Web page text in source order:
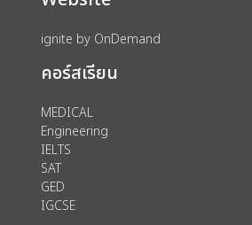
ignite by OnDemand
คอร์สเรียน
MEDICAL
Engineering
IELTS
SAT
GED
IGCSE